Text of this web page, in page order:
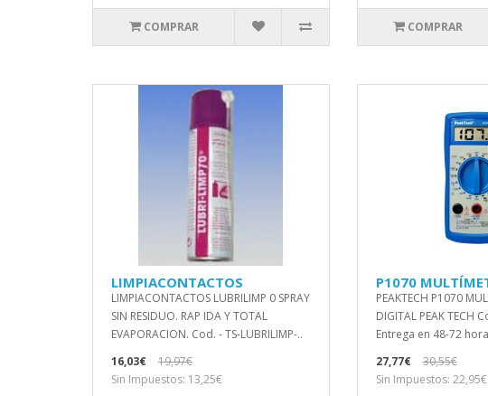
COMPRAR COMPRAR
LIMPIACONTACTOS
LIMPIACONTACTOS LUBRILIMP 0 SPRAY
SIN RESIDUO. RAP IDA Y TOTAL
EVAPORACION. Cod. - TS-LUBRILIMP-..
16,03€
19,97€
Sin Impuestos: 13,25€
P1070
PEAKTECH P1070
DIGITAL PEAK TECH
Entrega en 48-72
27,77€
30,55€
Sin Impuestos: 22,95€